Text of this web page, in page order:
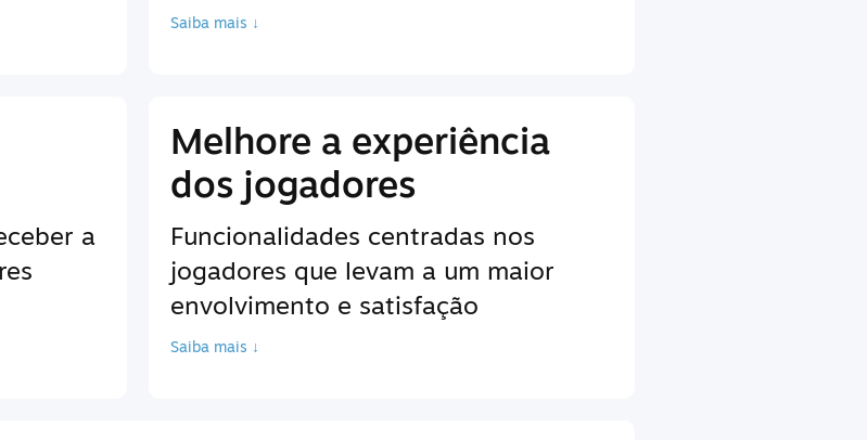
Saiba mais ↓
a
Melhore a experiência
dos jogadores
Funcionalidades centradas nos
jogadores que levam a um maior
envolvimento e satisfação
Saiba mais ↓